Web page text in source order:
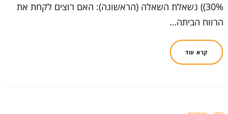
30%)) נשאלת השאלה (הראשונה): האם רוצים לקחת את
הרווח הביתה…
קרא עוד